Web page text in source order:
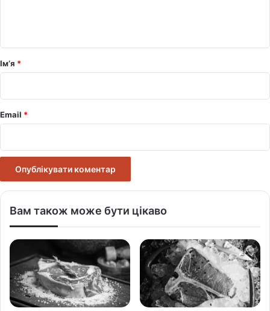
рІм’я *
Email *
Вам також може бути цікаво